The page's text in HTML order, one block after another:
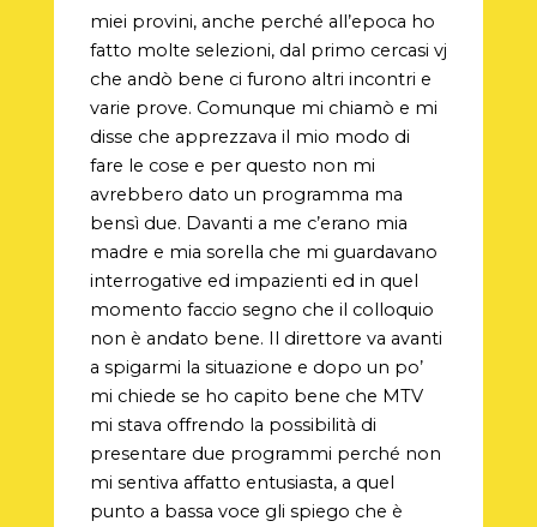
miei provini, anche perché all’epoca ho
fatto molte selezioni, dal primo cercasi vj
che andò bene ci furono altri incontri e
varie prove. Comunque mi chiamò e mi
disse che apprezzava il mio modo di
fare le cose e per questo non mi
avrebbero dato un programma ma
bensì due. Davanti a me c’erano mia
madre e mia sorella che mi guardavano
interrogative ed impazienti ed in quel
momento faccio segno che il colloquio
non è andato bene. Il direttore va avanti
a spigarmi la situazione e dopo un po’
mi chiede se ho capito bene che MTV
mi stava offrendo la possibilità di
presentare due programmi perché non
mi sentiva affatto entusiasta, a quel
punto a bassa voce gli spiego che è